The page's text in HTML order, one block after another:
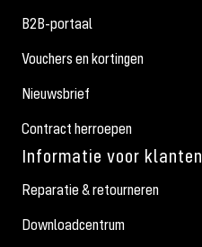
B2B-portaal
Vouchers en kortingen
Nieuwsbrief
Contract herroepen
Informatie voor klanten
Reparatie & retourneren
Downloadcentrum